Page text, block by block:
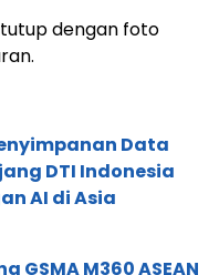
dengan foto
Data
DTI Indonesia
AI di Asia
M360 ASEAN